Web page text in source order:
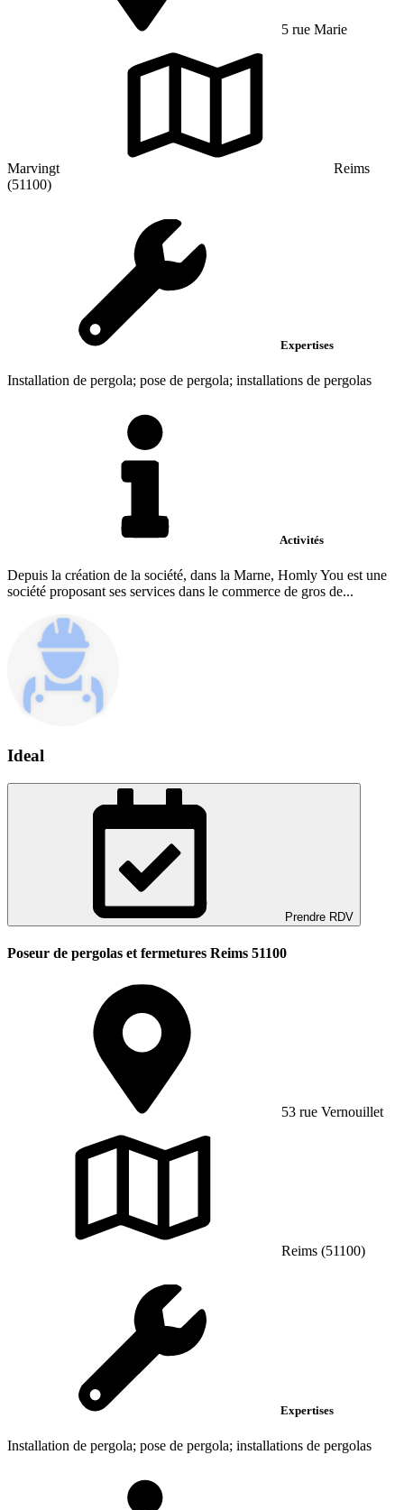
5 rue Marie
Marvingt
Reims
(51100)
Expertises
Installation de pergola; pose de pergola; installations de pergolas
Activités
Depuis la création de la société, dans la Marne, Homly You est une
société proposant ses services dans le commerce de gros de...
Ideal
Prendre RDV
Poseur de pergolas et fermetures Reims 51100
53 rue Vernouillet
Reims (51100)
Expertises
Installation de pergola; pose de pergola; installations de pergolas